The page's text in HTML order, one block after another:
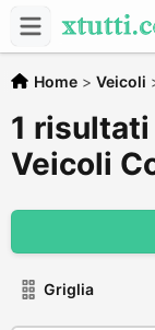
Home > Veicoli
1
Veicoli
Griglia